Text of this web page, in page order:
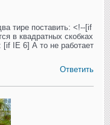
тире поставить: <!--[if
в квадратных скобках
IE 6] А то не работает
Ответить